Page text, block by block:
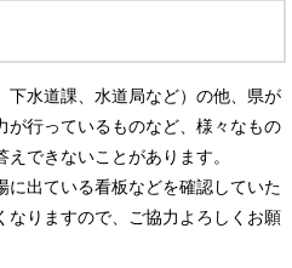
下水道課、水道局など）の他、県が
が行っているものなど、様々なもの
できないことがあります。
に出ている看板などを確認していた
なりますので、ご協力よろしくお願